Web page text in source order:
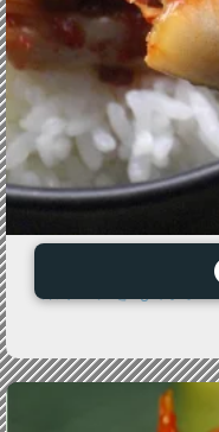
【1円】【キムチ】
菜キムチを1g1円で・